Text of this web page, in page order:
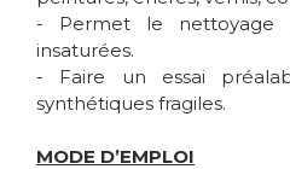
- Permet le nettoyage
insaturées.
- Faire un essai
synthétiques fragiles.
MODE D’EMPLOI